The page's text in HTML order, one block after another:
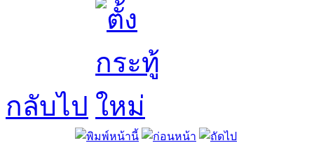
กลับไป